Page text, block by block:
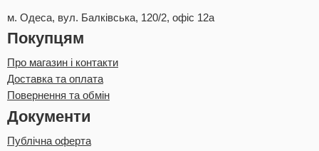
м. Одеса, вул. Балківська, 120/2, офіс 12а
Покупцям
Про магазин і контакти
Доставка та оплата
Повернення та обмін
Документи
Публічна оферта